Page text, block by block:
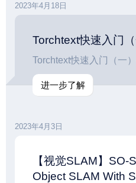
2023年4月18日
Torchtext快速入门
Torchtext快速入门（一
进一步了解
2023年4月3日
【视觉SLAM】SO-
Object SLAM With